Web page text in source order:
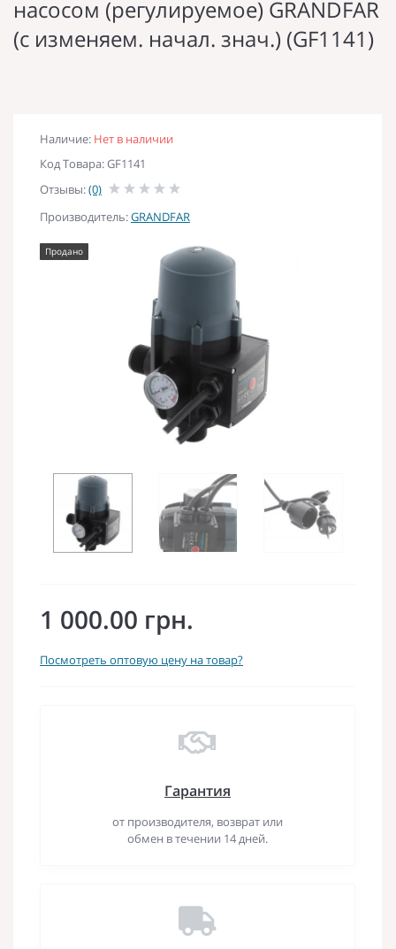
насосом (регулируемое) GRANDFAR
(с изменяем. начал. знач.) (GF1141)
Наличие: Нет в наличии
Код Товара: GF1141
Отзывы:(0)
Производитель:GRANDFAR
Продано
1 000.00 грн.
Посмотреть оптовую цену на товар?
Гарантия
от производителя, возврат или
обмен в течении 14 дней.